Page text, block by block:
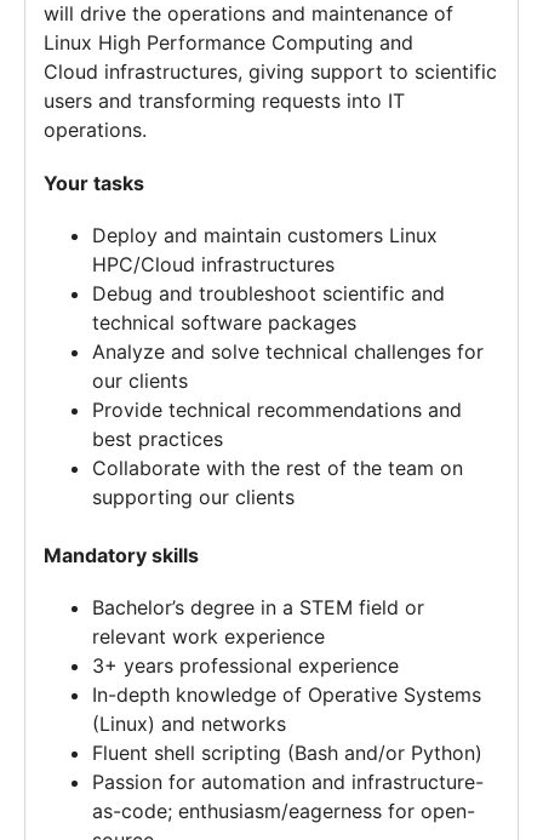
will drive the operations and maintenance of
Linux High Performance Computing and
Cloud infrastructures, giving support to scientific
users and transforming requests into IT
operations.
Your tasks
Deploy and maintain customers Linux
HPC/Cloud infrastructures
Debug and troubleshoot scientific and
technical software packages
Analyze and solve technical challenges for
our clients
Provide technical recommendations and
best practices
Collaborate with the rest of the team on
supporting our clients
Mandatory skills
Bachelor’s degree in a STEM field or
relevant work experience
3+ years professional experience
In-depth knowledge of Operative Systems
(Linux) and networks
Fluent shell scripting (Bash and/or Python)
Passion for automation and infrastructure-
as-code; enthusiasm/eagerness for open-